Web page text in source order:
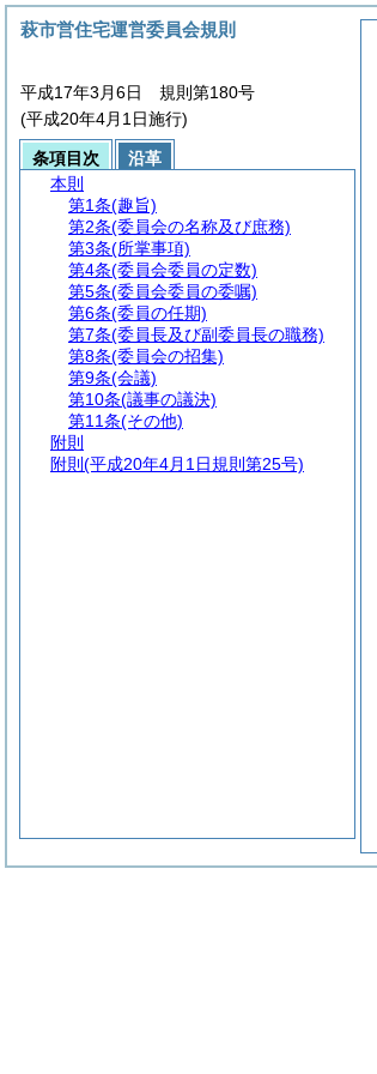
萩市営住宅運営委員会規則
平成17年3月6日 規則第180号
(平成20年4月1日施行)
条項目次
沿革
本則
第1条(趣旨)
第2条(委員会の名称及び庶務)
第3条(所掌事項)
第4条(委員会委員の定数)
第5条(委員会委員の委嘱)
第6条(委員の任期)
第7条(委員長及び副委員長の職務)
第8条(委員会の招集)
第9条(会議)
第10条(議事の議決)
第11条(その他)
附則
附則 (平成20年4月1日規則第25号)